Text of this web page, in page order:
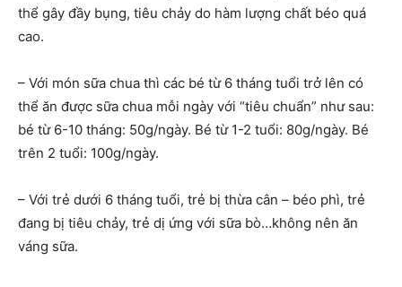
thể gây đầy bụng, tiêu chảy do hàm lượng chất béo quá
cao.
– Với món sữa chua thì các bé từ 6 tháng tuổi trở lên có
thể ăn được sữa chua mỗi ngày với “tiêu chuẩn” như sau:
bé từ 6-10 tháng: 50g/ngày. Bé từ 1-2 tuổi: 80g/ngày. Bé
trên 2 tuổi: 100g/ngày.
– Với trẻ dưới 6 tháng tuổi, trẻ bị thừa cân – béo phì, trẻ
đang bị tiêu chảy, trẻ dị ứng với sữa bò…không nên ăn
váng sữa.